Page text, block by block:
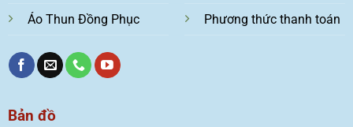
Áo Thun Đồng Phục Phương thức thanh toán
Bản đồ